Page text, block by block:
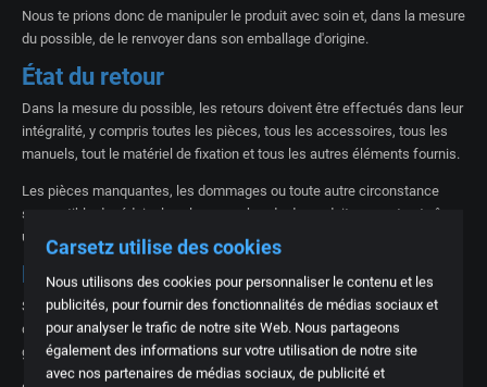
Carsetz utilise des cookies
Nous utilisons des cookies pour personnaliser le contenu et les
publicités, pour fournir des fonctionnalités de médias sociaux et
pour analyser le trafic de notre site Web. Nous partageons
également des informations sur votre utilisation de notre site
avec nos partenaires de médias sociaux, de publicité et
Nous te prions donc de manipuler le produit avec soin et, dans la mesure
du possible, de le renvoyer dans son emballage d'origine.
État du retour
Dans la mesure du possible, les retours doivent être effectués dans leur
intégralité, y compris toutes les pièces, tous les accessoires, tous les
manuels, tout le matériel de fixation et tous les autres éléments fournis.
Les pièces manquantes, les dommages ou toute autre circonstance
susceptible de réduire la valeur marchande du produit peuvent entraîner
une réduction du montant remboursable.
Dommages liés au transport
Si un colis vous est remis par le transporteur et qu'il présente des
dommages visibles, nous vous conseillons de refuser tout colis
gravement endommagé.